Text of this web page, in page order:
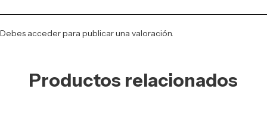
Debes accederpara publicar una valoración.
Productos relacionados